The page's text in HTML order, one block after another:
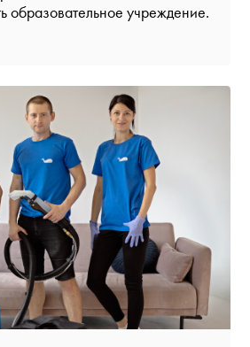
образовательное учреждение.